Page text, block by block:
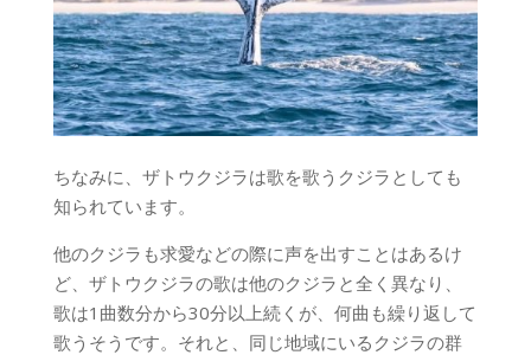
ちなみに、ザトウクジラは歌を歌うクジラとしても
知られています。
他のクジラも求愛などの際に声を出すことはあるけ
ど、ザトウクジラの歌は他のクジラと全く異なり、
歌は1曲数分から30分以上続くが、何曲も繰り返して
歌うそうです。それと、同じ地域にいるクジラの群